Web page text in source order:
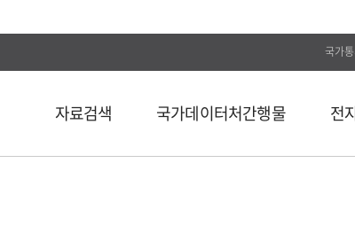
국가
자료검색 국가데이터처간행물 전